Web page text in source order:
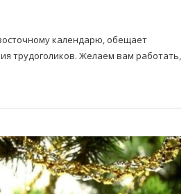
календарю, обещает
трудоголиков. Желаем вам работать,